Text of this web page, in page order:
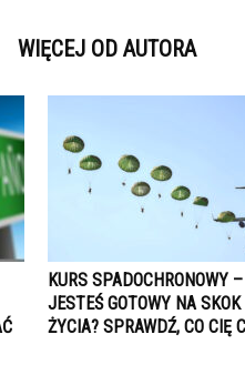
WIĘCEJ OD AUTORA
KURS SPADOCHRONOWY
JESTEŚ GOTOWY NA SKOK
ŻYCIA? SPRAWDŹ, CO CIĘ